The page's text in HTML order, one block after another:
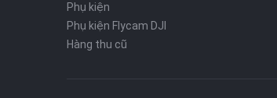
Phụ kiện
Phụ kiện Flycam DJI
Hàng thu cũ